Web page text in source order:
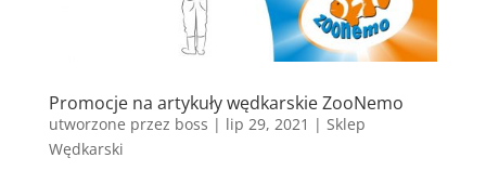
Promocje na artykuły wędkarskie ZooNemo
utworzone przez boss | lip 29, 2021 | Sklep
Wędkarski